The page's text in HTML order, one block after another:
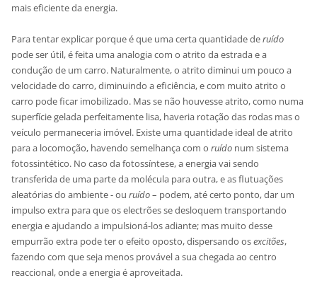
mais eficiente da energia.
Para tentar explicar porque é que uma certa quantidade deruído
pode ser útil, é feita uma analogia com o atrito da estrada e a
condução de um carro. Naturalmente, o atrito diminui um pouco a
velocidade do carro, diminuindo a eficiência, e com muito atrito o
carro pode ficar imobilizado. Mas se não houvesse atrito, como numa
superfície gelada perfeitamente lisa, haveria rotação das rodas mas o
veículo permaneceria imóvel. Existe uma quantidade ideal de atrito
para a locomoção, havendo semelhança com oruído num sistema
fotossintético. No caso da fotossíntese, a energia vai sendo
transferida de uma parte da molécula para outra, e as flutuações
aleatórias do ambiente - ouruído– podem, até certo ponto, dar um
impulso extra para que os electrões se desloquem transportando
energia e ajudando a impulsioná-los adiante; mas muito desse
empurrão extra pode ter o efeito oposto, dispersando osexcitões,
fazendo com que seja menos provável a sua chegada ao centro
reaccional, onde a energia é aproveitada.